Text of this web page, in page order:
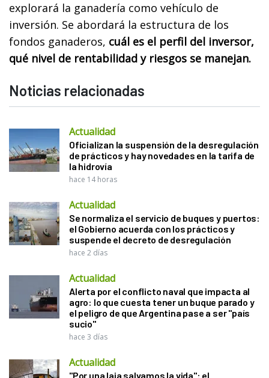
explorará la ganadería como vehículo de
inversión. Se abordará la estructura de los
fondos ganaderos, cuál es el perfil del inversor,
qué nivel de rentabilidad y riesgos se manejan.
Noticias relacionadas
Actualidad
Oficializan la suspensión de la desregulación
de prácticos y hay novedades en la tarifa de
la hidrovía
hace 14 horas
Actualidad
Se normaliza el servicio de buques y puertos:
el Gobierno acuerda con los prácticos y
suspende el decreto de desregulación
hace 2 días
Actualidad
Alerta por el conflicto naval que impacta al
agro: lo que cuesta tener un buque parado y
el peligro de que Argentina pase a ser "país
sucio"
hace 3 días
Actualidad
"Por una laja salvamos la vida": el